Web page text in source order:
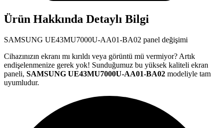
Ürün Hakkında Detaylı Bilgi
SAMSUNG UE43MU7000U-AA01-BA02 panel değişimi
Cihazınızın ekranı mı kırıldı veya görüntü mü vermiyor? Artık
endişelenmenize gerek yok! Sunduğumuz bu yüksek kaliteli ekran
paneli, SAMSUNG UE43MU7000U-AA01-BA02 modeliyle tam
uyumludur.